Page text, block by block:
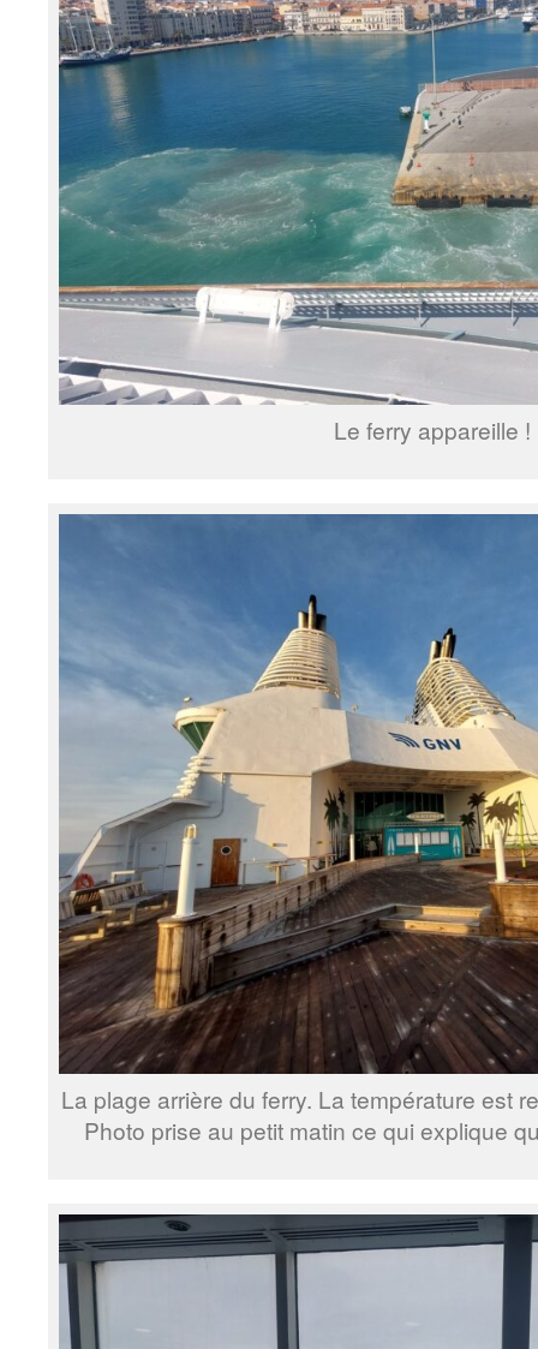
Le ferry appareille !
La plage arrière du ferry. La température est
Photo prise au petit matin ce qui explique